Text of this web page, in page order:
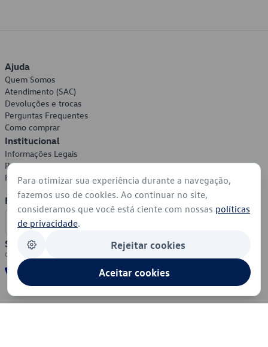
Ajuda
Quem Somos
Atendimento (SAC)
Devoluções e trocas
Perguntas Frequentes
Como comprar
Institucional
Informações Legais
Política de Privacidade
Política de Cookies
Formas de Pagamento
Segurança
Para otimizar sua experiência durante a navegação,
fazemos uso de cookies. Ao continuar no site,
consideramos que você está ciente com nossas políticas
de privacidade.
Rejeitar cookies
Aceitar cookies